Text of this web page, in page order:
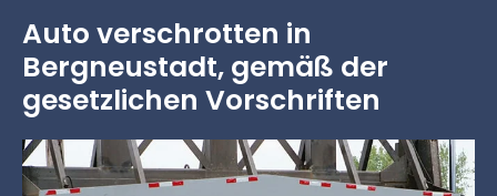
Auto verschrotten in
Bergneustadt, gemäß der
gesetzlichen Vorschriften